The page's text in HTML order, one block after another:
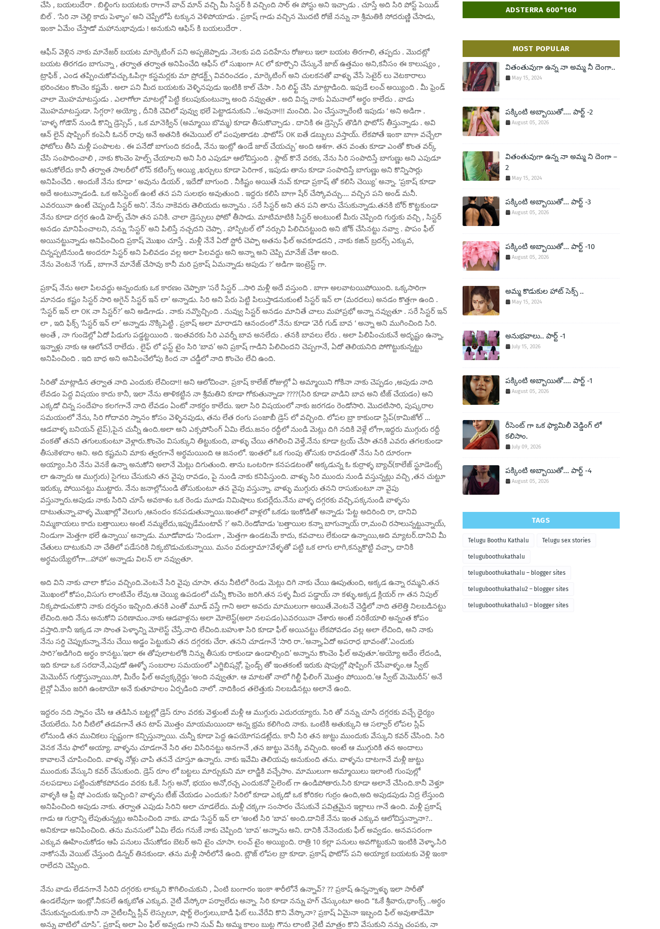
చేసి , బయలుదేరా . బిల్డింగు బయటకు రాగానే వాచ్ మాన్ వచ్చి మీ సిస్టర్ కి వచ్చింది సార్ ఈ పోస్టు అని ఇచ్చాడు . చూస్తే అది సిరి పోస్ట్ పెయిడ్
బిల్ . ‘సిరి నా చెల్లి కాదు పెళ్ళాం’ అని చెప్పేలోపే టక్కున వెళిపోయాడు . ప్రకాష్ గాడు వచ్చిన మొదటి రోజే నన్ను నా శ్రీమతికి సోదరుణ్ణి చేసాడు,
ఇంకా ఏమేం చేస్తాడో మహానుభావుడు ! అనుకుని ఆఫిస్ కి బయలుదేరా .
ఆఫీస్ వెళ్లిన నాకు మానేజర్ బయట మార్కెటింగ్ పని అప్పజెప్పాడు .నెలకు పది పదిహేను రోజులు ఇలా బయట తిరగాలి, తప్పదు . మొదట్లో
బయట తిరగడం బాగున్నా , తర్వాత తర్వాత అనిపించేది ఆఫీస్ లో సుఖంగా AC లో కూర్చొని చేస్కునే జాబ్ ఉత్తమం అని,కనీసం ఈ కాలుష్యం ,
ట్రాఫిక్ , ఎండ తప్పించుకోవచ్చు.ఓపిగ్గా కస్టమర్లకు మా ప్రోడక్ట్స్ వివరించడం , మార్కెటింగ్ అని చులకనతో వాళ్ళు వేసే సెటైర్ లు వెటకారాలు
భరించటం కొంచెం కష్టమే . అలా పని మీద బయటకు వెళ్ళినపుడు ఇంటికి కాల్ చేసా . సిరి లిఫ్ట్ చేసి మాట్లాడింది. ఇపుడే లంచ్ అయ్యింది . మీ ఫ్రెండ్
చాలా మొహమాటస్తుడు . ఎలాగోలా మాటల్లో పెట్టి కలుపుకుంటున్నా అంది నవ్వుతూ . అది విన్న నాకు ఏమనాలో అర్ధం కాలేదు . వాడు
మొహమాటస్తుడా. సిగ్గరా? అయ్యో , దీనికి చెవిలో పువ్వు భలే పెట్టాడనుకుని ..’అవునా!!! మంచిది. ఏం చేస్తున్నారేంటి ఇపుడు ‘ అని అడిగా .
‘వాళ్ళ గోడౌన్ నుండి కొన్ని డ్రెస్సెస్ , ఒక మానెక్విన్ (అమ్మాయి బొమ్మ) కూడా తీసుకొచ్చాడు . దానికి ఈ డ్రెస్సెస్ తొడిగి ఫొటోస్ తీస్తున్నాడు . అవి
ఆన్ లైన్ షాప్పింగ్ కంపెనీ ఓనర్ రావు అనే అతనికి ఈమెయిల్ లో పంపుతాడట .ఫొటోస్ OK ఐతే డబ్బులు వస్తాయ్. లేకపోతే ఇంకా బాగా వచ్చేలా
ఫోటోలు తీసి మళ్లీ పంపాలట . ఈ పనేదో బాగుంది కదండీ, నేను ఇంట్లో ఉండే జాబ్ చేయచ్చు’ అంది ఆశగా. తన వంతు కూడా ఎంతో కొంత వర్క్
చేసి సంపాదించాలి , నాకు కొంచెం హెల్ప్ చేయాలని అని సిరి ఎపుడూ ఆలోచిస్తుంది . ఫ్లాట్ కొనే వరకు, నేను సిరి సంపాదిస్తే బాగుణ్ణు అని ఎపుడూ
అనుకోలేదు కానీ తర్వాత సాలరీలో లోన్ కటింగ్స్ అయ్యి ,ఖర్చులు కూడా పెరిగాక , ఇపుడు తాను కూడా సంపాదిస్తే బాగుణ్ణు అని కొన్నిసార్లు
అనిపించేది . అందుకే నేను కూడా ‘ అవును డియర్ , ఇదేదో బాగుంది . నీకిష్టం అయితే నువ్ కూడా ప్రకాష్ తో కలిసి చెయ్యి’ అన్నా. ‘ప్రకాష్ కూడా
అదే అంటున్నాడండి. ఒక అసిస్టెంట్ ఉంటే తన పని సులభం అవుతుంది . ఇద్దరు కలిసి బాగా షేర్ చేస్కోవచ్చు…. వచ్చిన పని అండ్ మనీ.
ఎవరయినా ఉంటే చెప్పండి సిస్టర్ అని’. నేను నాకెవరు తెలియదు అన్నాను . సరే సిస్టర్ అని తన పని తాను చేసుకున్నాడు.తనకి బోర్ కొట్టకుండా
నేను కూడా దగ్గర ఉండి హెల్ప్ చేసా తన పనికి. చాలా డ్రెస్సులు ఫోటో తీసాడు. మాటిమాటికి సిస్టర్ అంటుంటే మీరు చెప్పింది గుర్తుకు వచ్చి , సిస్టర్
అనడం మానిపించాలని, నన్ను ‘సిస్టర్’ అని పిలిస్తే నచ్చదని చెప్పా . హాస్పిటల్ లో నర్సుని పిలిచినట్టుంది అని జోక్ చేసినట్టు నవ్వా . పాపం ఫీల్
అయినట్టున్నాడు అనిపించింది ప్రకాష్ మొఖం చూస్తే . మళ్లీ నేనే ఏదో స్టోరీ చెప్పా అతను ఫీల్ అవకూడదని , నాకు కజిన్ బ్రదర్స్ ఎక్కువ,
చిన్నప్పటినుండి అందరూ సిస్టర్ అని పిలివడం వల్ల అలా పిలవద్దు అని అన్నా అని చెప్పి మానేజ్ చేశా అంది.
నేను వెంటనే ‘గుడ్ , బాగానే మానేజ్ చేసావు కానీ మరి ప్రకాష్ ఏమన్నాడు అపుడు ?’ అడిగా ఇంట్రెస్ట్ గా.
ప్రకాష్ నేను అలా పిలవద్దు అన్నందుకు ఒక కారణం చెప్పాకా ‘సరే సిస్టర్ …సారి మళ్లీ అదే వస్తుంది . బాగా అలవాటయిపోయింది. ఒక్కసారిగా
మానడం కష్టం సిస్టర్ సారి అగైన్ సిస్టర్ ఇన్ లా’ అన్నాడు. సిరి అని పేరు పెట్టి పిలుస్తాడనుకుంటే సిస్టర్ ఇన్ లా (మరదలు) అనడం కొత్తగా ఉంది .
‘సిస్టర్ ఇన్ లా OK నా సిస్టర్?’ అని అడిగాడు . నాకు నవ్వొచ్చింది . నువ్వు సిస్టర్ అనడం మానితే చాలు మహాప్రభో అన్నా నవ్వుతూ . సరే సిస్టర్ ఇన్
లా , ఇది ఫిక్స్ ‘సిస్టర్ ఇన్ లా’ అన్నాడు నొక్కిపెట్టి . ప్రకాష్ అలా మారాడని ఆనందంలో నేను కూడా ‘వెరీ గుడ్ బావ ‘ అన్నా అని ముగించింది సిరి.
అంతే , నా గుండెల్లో ఏదో పిడుగు పడ్డట్టయింది . ఇంతవరకు సిరి ఎవర్నీ బావ అనలేదు . తనకి బావలు లేరు . అలా పిలిపించుకునే అదృష్టం ఉన్నా,
ఇన్నాళ్లు నాకు ఆ ఆలోచనే రాలేదు . లైఫ్ లో ఫస్ట్ టైం సిరి ‘బావ’ అని ప్రకాష్ గాడిని పిలిచిందని చెప్పగానే, ఏదో తెలియనిది పోగొట్టుకున్నట్టు
అనిపించింది . ఇది బాధ అని అనిపించేలోపు కింద నా చడ్డీలో నాది కొంచెం లేచి ఉంది.
సిరితో మాట్లాడిన తర్వాత నాది ఎందుకు లేచిందా!! అని ఆలోచించా. ప్రకాష్ కాలేజ్ రోజుల్లో ఏ అమ్మాయిని గోకినా నాకు చెప్పడం ,అపుడు నాది
లేవడం పెద్ద విషయం కాదు కానీ, ఇలా నేను తాళికట్టిన నా శ్రీమతిని కూడా గోకుతున్నాడా ????(సిరి కూడా వాడిని బావ అని టీజ్ చేయడం) అని
ఎక్కడో చిన్న సందేహం కలగగానే నాది లేవడం ఏంటో నాకర్ధం కాలేదు. ఇలా సిరి విషయంలో నాకు జరగడం రెండోసారి. మొదటిసారి, పుష్కరాల
సమయంలో నేను, సిరి గోదావరి స్నానం కోసం వెళ్ళినపుడు, తను లేత రంగు పంజాబీ డ్రెస్ లో వచ్చింది. లోపల బ్రా కాకుండా స్లిప్(కామిజోల్ …
ఆడవాళ్ళ బనియన్ టైప్),పైన చున్నీ ఉంది.అలా అని ఎక్సపోసింగ్ ఏమి లేదు.జనం రద్దీలో నుండి మెట్లు దిగి నదికి వెళ్లే లోగా,ఇద్దరు ముగ్గురు రద్దీ
వంకతో తనని తగులుకుంటూ వెళ్లారు.కొంచెం విసుక్కుని తిట్టుకుంది, వాళ్ళు చేయి తగిలించి వెళ్తే.నేను కూడా ట్రయ్ చేసా తనకి ఎవరు తగలకుండా
తీసుకెళదాం అని. అది కష్టమని మాకు త్వరగానే అర్ధమయింది ఆ జనంలో. ఇంతలో ఒక గుంపు తోసుకు రావడంతో నేను సిరి దూరంగా
అయ్యాం.సిరి నేను వెనకే ఉన్నా అనుకోని అలానే మెట్లు దిగుతుంది. తాను ఒంటరిగా కనపడటంతో అక్కడున్న ఓ కుర్రాళ్ళ బ్యాచ్(కాలేజ్ స్టూడెంట్స్
లా ఉన్నారు ఆ ముగ్గురు) సైగలు చేసుకుని తన వైపు రావడం, పై నుండి నాకు కనిపిస్తుంది. వాళ్ళు సిరి ముందు నుండి వస్తున్నట్లు వచ్చి ,తన చుట్టూ
ఇరుక్కు పోయినట్టు ముట్టారు. నేను జనాల్లోనుండి తోసుకుంటూ తన వైపు వస్తున్నా. వాళ్ళు ముగ్గురు తనని రాసుకుంటూ నా వైపు
వస్తున్నారు.అపుడు నాకు సిరిని చూసే అవకాశం ఒక రెండు మూడు నిమిషాలు కుదర్లేదు.నేను వాళ్ళ దగ్గరకు వచ్చి,పక్కనుండి వాళ్ళను
దాటుతున్నా.వాళ్ళ మొఖాల్లో వెలుగు ,ఆనందం కనపడుతున్నాయి.ఇంతలో వాళ్లలో ఒకడు ఇంకోడితో అన్నాడు ‘పిట్ట అదిరింది రా, దానివి
నిమ్మకాయలు కాదు బత్తాయిలు అంటే నమ్మలేదు,ఇప్పుడేమంటావ్ ?’ అని.రెండోవాడు ‘బత్తాయిల కన్నా బాగున్నాయ్ రా,మంచి రసాలున్నట్టున్నాయ్,
నిండుగా మెత్తగా భలే ఉన్నాయి’ అన్నాడు. మూడోవాడు ‘నిండుగా , మెత్తగా ఉండటమే కాదు, కవచాలు లేకుండా ఉన్నాయి,అది మ్యాటర్.దానివి మీ
చేతులు దాటుకుని నా చేతిలో పడేసరికి నిక్కబొడుచుకున్నాయి. మనం వదుల్తామా?వేళ్ళతో పట్టి ఒక లాగు లాగి,కన్నుకొట్టి వచ్చా, దానికి
అర్ధమయ్యేలోగా…హాహా’ అన్నాడు విలన్ లా నవ్వుతూ.
అది విని నాకు చాలా కోపం వచ్చింది.వెంటనే సిరి వైపు చూసా. తను నీటిలో రెండు మెట్లు దిగి నాకు చేయి ఊపుతుంది, అక్కడ ఉన్నా రమ్మని.తన
మొఖంలో కోపం,విసుగు లాంటివేం లేవు.ఆ చెయ్యి ఉపడంలో చున్నీ కొంచెం జరిగి.తన సళ్ళ మీద పడ్డాయ్ నా కళ్ళు.అక్కడ క్లియర్ గా తన నిపుల్
నిక్కపొడుచుకొని నాకు దర్శనం ఇచ్చింది.తనకి ఎంతో మూడ్ వస్తే గాని అలా అవదు మాములుగా అయితే.వెంటనే చెడ్డిలో నాది తలెత్తి నిలబడినట్టు
లేచింది.అది నేను అనుకోని పరిణామం.నాకు ఆడవాళ్లను అలా మోలెస్ట్(అలా నలపడం)ఎవరయినా చేశారు అంటే నరికేయాలి అన్నంత కోపం
వస్తాది.కానీ ఇక్కడ నా సొంత పెళ్ళాన్ని మోలెస్ట్ చేస్తే,నాది లేచింది.బహుశా సిరి కూడా ఫీల్ అయినట్టు లేకపోవడం వల్ల అలా లేచింది, అని నాకు
నేను సర్ది చెప్పుకున్నా.నేను చేయి అడ్డం పెట్టుకుని తన దగ్గరకు చేరా. తనని చూడగానే ‘సారి రా..’అన్నా,ఏదో అపరాధ భావంతో.’ఎందుకు
సారి?’అడిగింది అర్ధం కానట్టు.’ఇలా ఈ తోపులాటలోకి నిన్ను తీసుకు రాకుండా ఉండాల్సింది’ అన్నాను కొంచెం ఫీల్ అవుతూ.’అయ్యో అదేం లేదండి,
ఇది కూడా ఒక సరదానే,ఎపుడో ఊళ్ళో సంబరాల సమయంలో ఎగ్జిబిషన్లో, ఫ్రెండ్స్ తో ఇంతకంటే ఇరుకు షాపుల్లో షాప్పింగ్ చేసేవాళ్ళం.ఆ స్వీట్
మెమొరీస్ గుర్తొస్తున్నాయి.సో, మీరేం ఫీల్ అవ్వక్కర్లెద్దు ‘అంది నవ్వుతూ. ఆ మాటతో నాలో గిల్టీ ఫీలింగ్ మొత్తం పోయింది.’ఆ స్వీట్ మెమొరీస్’ అనే
లైన్లో ఏమేం జరిగి ఉంటాయో అనే కుతూహలం ఏర్పడింది నాలో. నాదికింద తలెత్తుకు నిలబడినట్లు అలానే ఉంది.
ఇద్దరం నది స్నానం చేసి ఆ తడిసిన బట్టల్లో డ్రెస్ రూం వరకు వెళ్తుంటే మళ్లీ ఆ ముగ్గురు ఎదురయ్యారు. సిరి తో నన్ను చూసి దగ్గరకు వచ్చే ధైర్యం
చేయలేదు. సిరి నీటిలో తడవగానే తన టాప్ మొత్తం మాయమయిందా అన్న భ్రమ కలిగింది నాకు. ఒంటికి అతుక్కుని ఆ సల్వార్ లోపల స్లిప్
లోనుండి తన ముచికలు స్పష్టంగా కన్పిస్తున్నాయి. చున్నీ కూడా పెద్ద ఉపయోగపడట్లేదు. కానీ సిరి తన జుట్టు ముందుకు వేస్కుని కవర్ చేసింది. సిరి
వెనక నేను ఫాలో అయ్యా. వాళ్ళను చూడగానే సిరి తల విసిరినట్టు అనగానే ,తన జుట్టు వెనక్కి వచ్చింది. అంటే ఆ ముగ్గురికి తన అందాలు
కావాలనే చూపించింది. వాళ్ళు నోళ్లు చాపి తననే చూస్తూ ఉన్నారు. నాకు ఇవేమి తెలియవు అనుకుంది తను. వాళ్ళను దాటగానే మళ్లీ జుట్టు
ముందుకు వేస్కుని కవర్ చేసుకుంది. డ్రెస్ రూం లో బట్టలు మార్చుకుని మా లాడ్జికి వచ్చేసాం. మాములుగా అమ్మాయిలు ఇలాంటి గుంపుల్లో
నలపడాలు పట్టించుకోకపోవడం వరకు ఓకే. సిగ్గు అనో, భయం అనో,రచ్చ ఎందుకనో సైలెంట్ గా ఉండిపోతారు.సిరి కూడా అలానే చేసింది.కానీ వెళ్తూ
వాళ్ళకి ఆ ఫ్రీ షో ఎందుకు ఇచ్చింది? వాళ్ళను టీజ్ చేయడం ఎందుకు? సిరిలో కూడా ఎక్కడో ఒక కోరికల గుర్రం ఉంది,అది అపుడపుడు నిద్ర లేస్తుంది
అనిపించింది అపుడు నాకు. తర్వాత ఎపుడు సిరిని అలా చూడలేదు. మళ్లీ చక్కగా సంసారం చేసుకునే పవిత్రమైన ఇల్లాలు గానే ఉంది. మళ్లీ ప్రకాష్
గాడు ఆ గుర్రాన్ని లేపుతున్నట్లు అనిపించింది నాకు. వాడు ‘సిస్టర్ ఇన్ లా ‘అంటే సిరి ‘బావ’ అంది.దానికే నేను ఇంత ఎక్కువ ఆలోచిస్తున్నానా?..
అనికూడా అనిపించింది. తను మనసులో ఏమి లేదు గనుకే నాకు చెప్పింది ‘బావ’ అన్నాను అని. దానికి నేనెందుకు ఫీల్ అవ్వడం. అనవసరంగా
ఎక్కువ ఊహించుకోడం ఆపి పనులు చేసుకోడం బెటర్ అని టైం చూసా. లంచ్ టైం అయ్యింది. రాత్రి 10 కల్లా పనులు అవగొట్టుకుని ఇంటికి వెళ్ళా.సిరి
నాకోసమే వెయిట్ చేస్తుంది డిన్నర్ తినకుండా. తను మళ్లీ సారీలోనే ఉంది. బ్లౌజ్ లోపల బ్రా కూడా. ప్రకాష్ ఫొటోస్ పని అయ్యాక బయటకు వెళ్లి ఇంకా
రాలేదని చెప్పింది.
నేను వాడు లేడనగానే సిరిని దగ్గరకు లాక్కుని కౌగిలించుకుని , ఏంటి బంగారం ఇంకా శారీలోనే ఉన్నావ్? ?? ప్రకాష్ ఉన్నన్నాళ్ళు ఇలా సారీతో
ఉండలేవుగా ఇంట్లో.నీకసలే ఉక్కబోత ఎక్కువ. నైటీ వేస్కోరా పర్వాలేదు అన్నా. సిరి కూడా నన్ను హగ్ చేస్కుంటూ అంది “ఓకే శ్రీవారు,థాంక్స్ ..అర్ధం
చేసుకున్నందుకు.కానీ నా నైటీలన్నీ స్లీవ్ లెస్సులూ, షార్ట్ లెంగ్తులు,బాడీ ఫిట్ లు.వేరేవి కొని వేస్కొనా? ప్రకాష్ ఏమైనా ఇబ్బంది ఫీల్ అవుతాడేమో
అన్ను వాటిలో చూసి”. ప్రకాష్ అలా ఏం ఫీల్ అవ్వడు గాని నువ్ మీ అమ్మ కాలం బుట్ట గౌను లాంటి నైటీ మాత్రం కొని వేసుకుని నన్ను చంపకు, నా
ADSTERRA 600*160
MOST POPULAR
వితంతువుగా ఉన్న నా అమ్మ నీ దెంగా..
May 15, 2024
పక్కింటి అబ్బాయితో.... పార్ట్ -2
August 05, 2026
వితంతువుగా ఉన్న నా అమ్మ ని దెంగా –
2
May 15, 2024
పక్కింటి అబ్బాయితో... పార్ట్ -3
August 05, 2026
పక్కింటి అబ్బాయితో... పార్ట్ -10
August 05, 2026
అమ్మ కొడుకుల హాట్ సెక్స్ ..
May 15, 2024
అనుభవాలు.. పార్ట్ -1
July 15, 2026
పక్కింటి అబ్బాయితో.... పార్ట్ -1
August 05, 2026
రీసెంట్ గా ఒక ఫ్యామిలీ వెడ్డింగ్ లో
కలిసాం.
July 09, 2026
పక్కింటి అబ్బాయితో... పార్ట్ -4
August 05, 2026
TAGS
Telugu Boothu Kathalu Telugu sex stories
teluguboothukathalu
teluguboothukathalu – blogger sites
teluguboothukathalu2 – blogger sites
teluguboothukathalu3 – blogger sites